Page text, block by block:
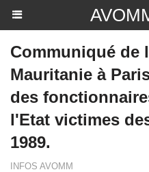
Communiqué de
Mauritanie à
des
l'Etat victimes
1989.
INFOS AVOMM